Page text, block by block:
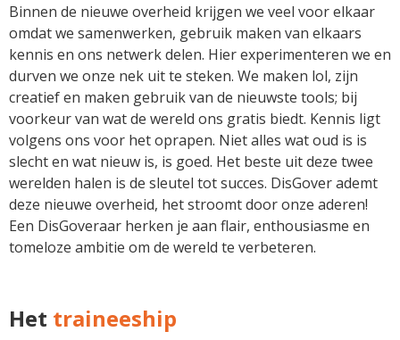
Binnen de nieuwe overheid krijgen we veel voor elkaar
omdat we samenwerken, gebruik maken van elkaars
kennis en ons netwerk delen. Hier experimenteren we en
durven we onze nek uit te steken. We maken lol, zijn
creatief en maken gebruik van de nieuwste tools; bij
voorkeur van wat de wereld ons gratis biedt. Kennis ligt
volgens ons voor het oprapen. Niet alles wat oud is is
slecht en wat nieuw is, is goed. Het beste uit deze twee
werelden halen is de sleutel tot succes. DisGover ademt
deze nieuwe overheid, het stroomt door onze aderen!
Een DisGoveraar herken je aan flair, enthousiasme en
tomeloze ambitie om de wereld te verbeteren.
Het traineeship